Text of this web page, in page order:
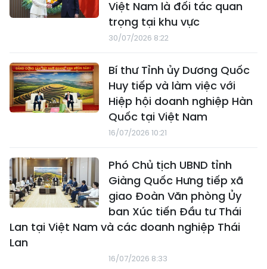
Việt Nam là đối tác quan
trọng tại khu vực
30/07/2026 8:22
Bí thư Tỉnh ủy Dương Quốc
Huy tiếp và làm việc với
Hiệp hội doanh nghiệp Hàn
Quốc tại Việt Nam
16/07/2026 10:21
Phó Chủ tịch UBND tỉnh
Giàng Quốc Hưng tiếp xã
giao Đoàn Văn phòng Ủy
ban Xúc tiến Đầu tư Thái
Lan tại Việt Nam và các doanh nghiệp Thái
Lan
16/07/2026 8:33